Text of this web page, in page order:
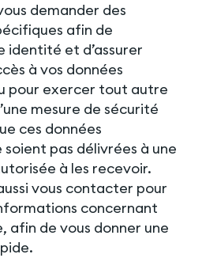
demander des
afin de
et d’assurer
à vos données
pour exercer tout autre
mesure de sécurité
ces données
soient pas délivrées à une
à les recevoir.
vous contacter pour
concernant
afin de vous donner une